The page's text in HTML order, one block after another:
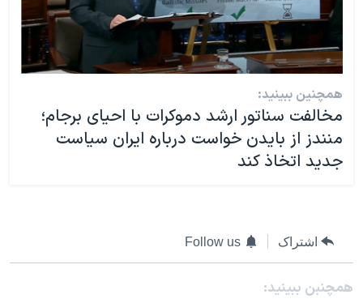
همچنین ببینید:
مخالفت سناتور ارشد دموکرات با احیای برجام؛
منندز از بایدن خواست درباره ایران سیاست
جدید اتخاذ کند
اشتراک Follow us
همچنبن ببینید: